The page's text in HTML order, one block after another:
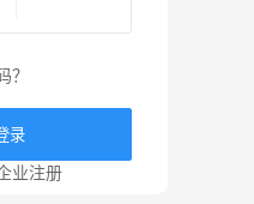
？
录
业注册